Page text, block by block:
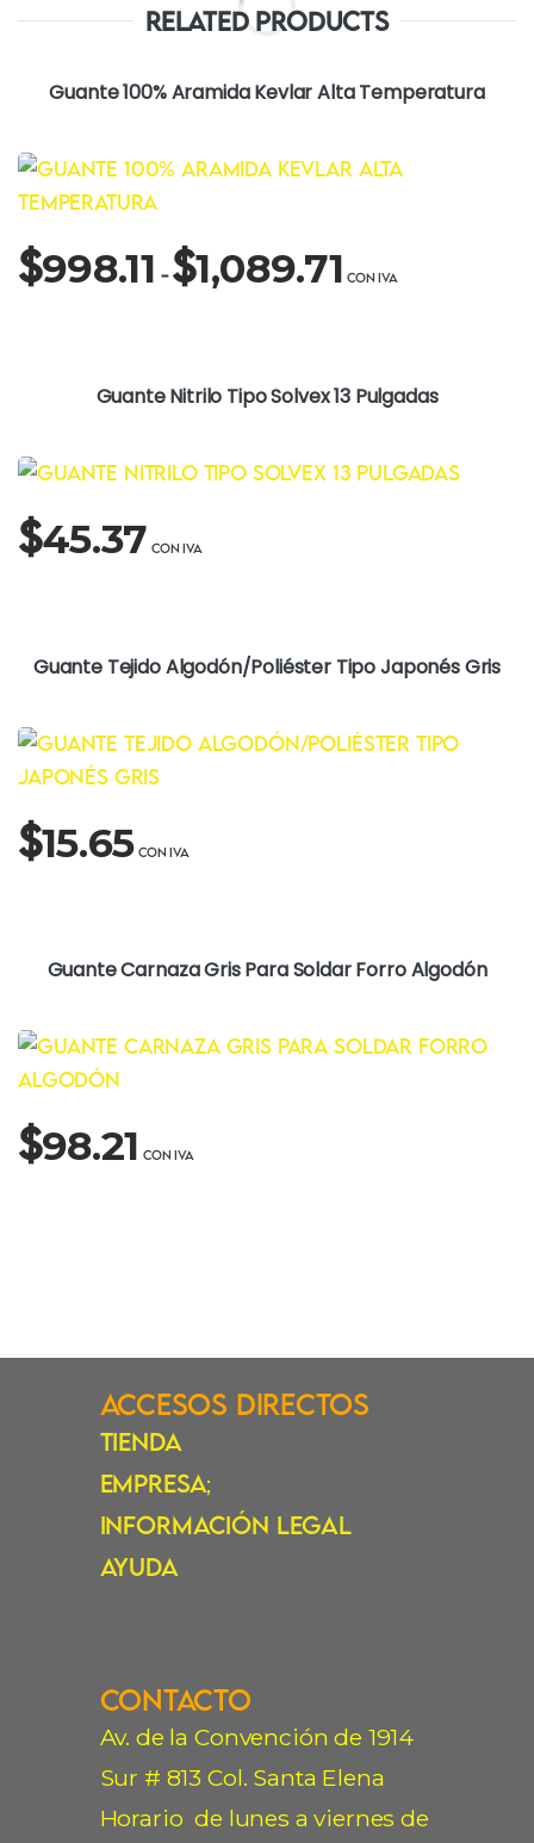
Related Products
Guante 100% Aramida Kevlar Alta Temperatura
$998.11 - $1,089.71 de
hasta
Guante Nitrilo Tipo Solvex 13 Pulgadas
$45.37
Guante Tejido Algodón/Poliéster Tipo Japonés Gris
$15.65
Guante Carnaza Gris Para Soldar Forro Algodón
$98.21
Accesos Directos
Tienda
Empresa;
Información Legal
Ayuda
Contacto
Av. de la Convención de 1914
Sur # 813 Col. Santa Elena
Horario de lunes a viernes de